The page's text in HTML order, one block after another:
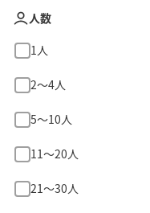
人数
1人
2〜4人
5〜10人
11〜20人
21〜30人